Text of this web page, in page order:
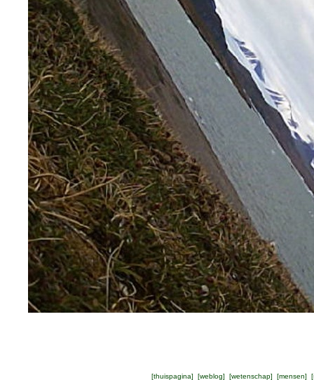
[thuispagina] [weblog] [wetenschap] [mensen] [